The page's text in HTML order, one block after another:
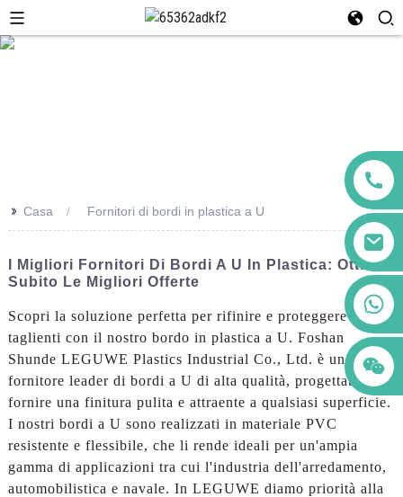
>> Casa Fornitori di bordi in plastica a U
I Migliori Fornitori Di Bordi A U In Plastica: Ottieni
Subito Le Migliori Offerte
Scopri la soluzione perfetta per rifinire e proteggere i bordi
taglienti con il nostro bordo in plastica a U. Foshan
Shunde LEGUWE Plastics Industrial Co., Ltd. è un
fornitore leader di bordi a U di alta qualità, progettati per
fornire una finitura pulita e attraente a qualsiasi superficie.
I nostri bordi a U sono realizzati in materiale PVC
resistente e flessibile, che li rende ideali per un'ampia
gamma di applicazioni tra cui l'industria dell'arredamento,
automobilistica e navale. In LEGUWE diamo priorità alla